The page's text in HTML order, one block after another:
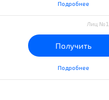
Подробнее
Лиц
Получить
Подробнее